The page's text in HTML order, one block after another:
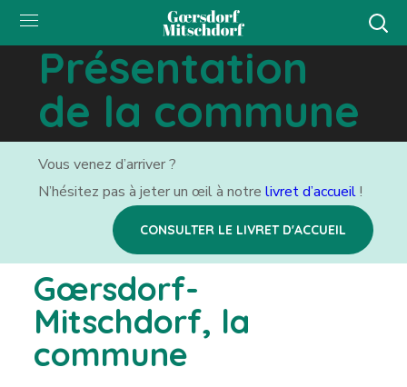
Présentation
de la commune
Vous venez d’arriver ?
N’hésitez pas à jeter un œil à notrelivret d’accueil!
CONSULTER LE LIVRET D'ACCUEIL
Gœrsdorf-
Mitschdorf, la
commune